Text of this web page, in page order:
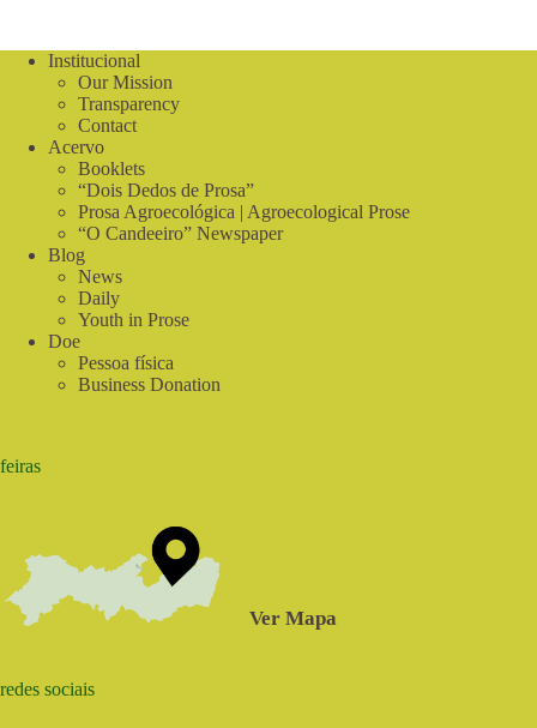
CantosInstitucional
Our Mission
Transparency
Contact
Acervo
Booklets
“Dois Dedos de Prosa”
Prosa Agroecológica | Agroecological Prose
“O Candeeiro” Newspaper
Blog
News
Daily
Youth in Prose
Doe
Pessoa física
Business Donation
feiras
Ver Mapa
redes sociais